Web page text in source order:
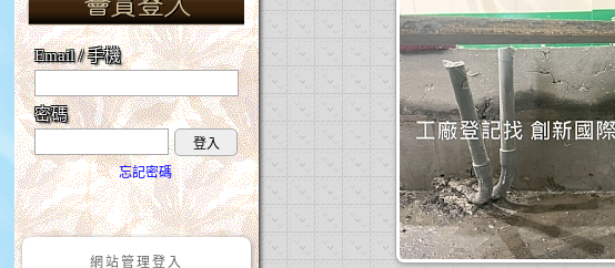
Email / 手機
密碼
登入
忘記密碼
網站管理登入